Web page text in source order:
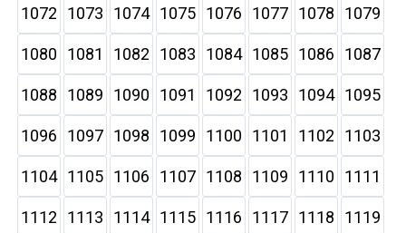
1072 1073 1074 1075 1076 1077 1078 1079
1080 1081 1082 1083 1084 1085 1086 1087
1088 1089 1090 1091 1092 1093 1094 1095
1096 1097 1098 1099 1100 1101 1102 1103
1104 1105 1106 1107 1108 1109 1110 1111
1112 1113 1114 1115 1116 1117 1118 1119